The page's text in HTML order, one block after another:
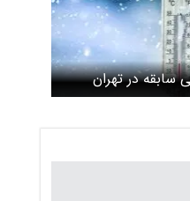
سابقه در تهران